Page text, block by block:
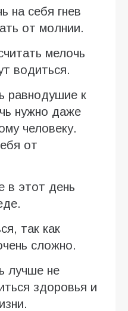
на себя гнев
от молнии.
мелочь
водиться.
равнодушие к
нужно даже
человеку.
от
в этот день
так как
сложно.
лучше не
здоровья и